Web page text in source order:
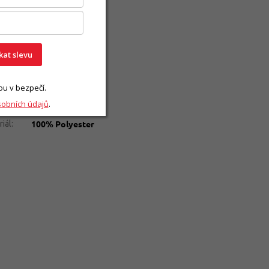
: 2 roky
4070032313528
: Červená
Ferrari Scuderia
: 100% Polyester
slevu
v bezpečí.
údajů.